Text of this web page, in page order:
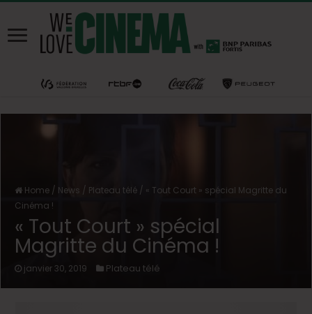
Home / News / Plateau télé / « Tout Court » spécial Magritte du
Cinéma !
« Tout Court » spécial
Magritte du Cinéma !
janvier 30, 2019 Plateau télé